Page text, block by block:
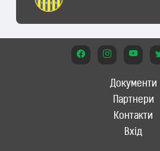
Документи
Партнери
Контакти
Вхід